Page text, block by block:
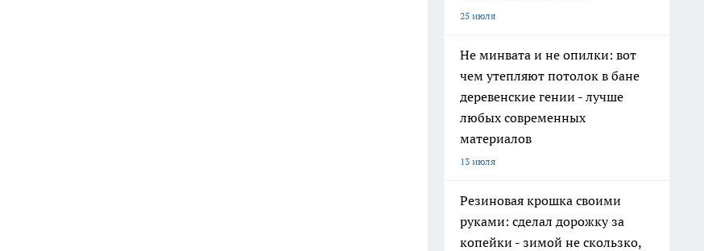
25 июля
Не минвата и не опилки: вот
чем утепляют потолок в бане
деревенские гении - лучше
любых современных
материалов
13 июля
Резиновая крошка своими
руками: сделал дорожку за
копейки - зимой не скользко,